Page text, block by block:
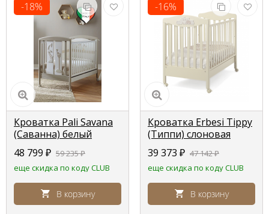
-18%
Кроватка Pali Savana
(Саванна) белый
песочный (white sand)
48 799 ₽ 59 235₽
еще скидка по коду CLUB
В корзину
-16%
Кроватка Erbesi Tippy
(Типпи) слоновая
кость (Ivory)
39 373 ₽ 47 142₽
еще скидка по коду CLUB
В корзину